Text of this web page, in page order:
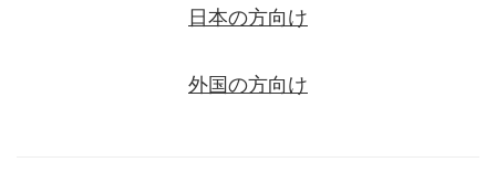
日本の方向け
外国の方向け